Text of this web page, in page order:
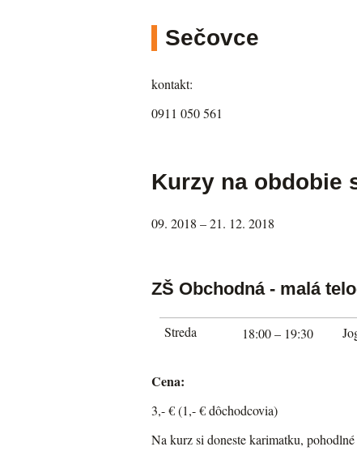
Sečovce
kontakt:
0911 050 561
Kurzy na obdobie
09. 2018 – 21. 12. 2018
ZŠ Obchodná - malá
Streda 18:00 – 19:30
Cena:
3,- € (1,- € dôchodcovia)
Na kurz si doneste karimatku,